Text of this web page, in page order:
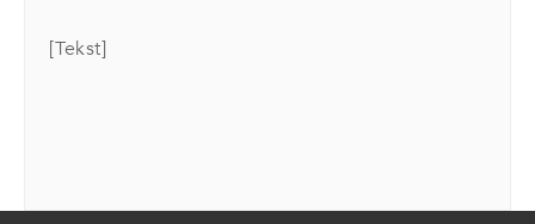
[Tekst]